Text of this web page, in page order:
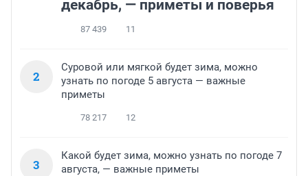
декабрь, — приметы и поверья
87 439 11
2
Суровой или мягкой будет зима, можно
узнать по погоде 5 августа — важные
приметы
78 217 12
3
Какой будет зима, можно узнать по погоде 7
августа, — важные приметы